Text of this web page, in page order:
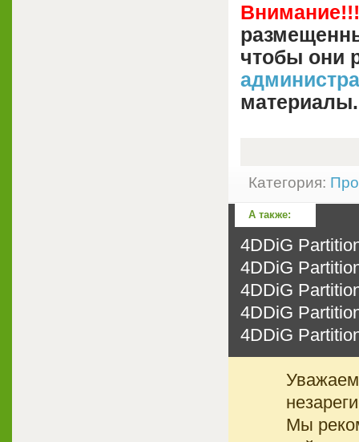
Внимание!!!
чтобы они
материалы.
Категория:
А также:
4DDiG
4DDiG
4DDiG
4DDiG
4DDiG
Мы